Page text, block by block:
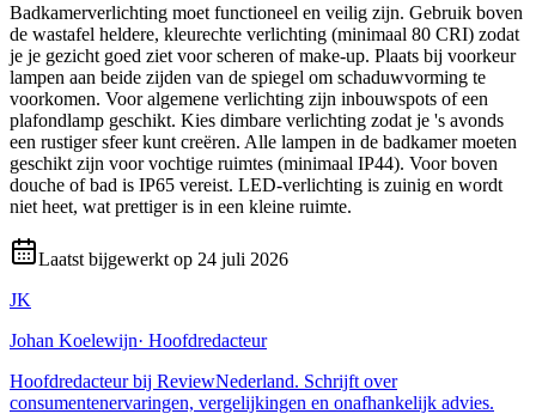
Badkamerverlichting moet functioneel en veilig zijn. Gebruik boven
de wastafel heldere, kleurechte verlichting (minimaal 80 CRI) zodat
je je gezicht goed ziet voor scheren of make-up. Plaats bij voorkeur
lampen aan beide zijden van de spiegel om schaduwvorming te
voorkomen. Voor algemene verlichting zijn inbouwspots of een
plafondlamp geschikt. Kies dimbare verlichting zodat je 's avonds
een rustiger sfeer kunt creëren. Alle lampen in de badkamer moeten
geschikt zijn voor vochtige ruimtes (minimaal IP44). Voor boven
douche of bad is IP65 vereist. LED-verlichting is zuinig en wordt
niet heet, wat prettiger is in een kleine ruimte.
Laatst bijgewerkt op 24 juli 2026
JK
Johan Koelewijn· Hoofdredacteur
Hoofdredacteur bij ReviewNederland. Schrijft over
consumentenervaringen, vergelijkingen en onafhankelijk advies.